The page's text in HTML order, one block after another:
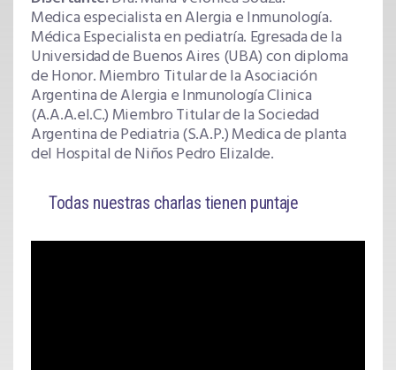
Medica especialista en Alergia e Inmunología.
Médica Especialista en pediatría. Egresada de la
Universidad de Buenos Aires (UBA) con diploma
de Honor. Miembro Titular de la Asociación
Argentina de Alergia e Inmunología Clinica
(A.A.A.eI.C.) Miembro Titular de la Sociedad
Argentina de Pediatria (S.A.P.) Medica de planta
del Hospital de Niños Pedro Elizalde.
Todas nuestras charlas tienen puntaje